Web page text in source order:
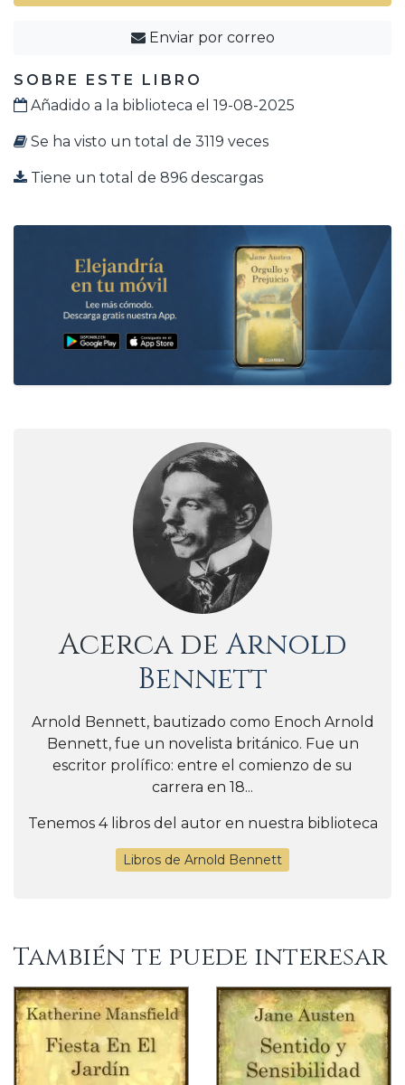
Enviar por correo
SOBRE ESTE LIBRO
Añadido a la biblioteca el 19-08-2025
Se ha visto un total de 3119 veces
Tiene un total de 896 descargas
Acerca deArnold
Bennett
Arnold Bennett, bautizado como Enoch Arnold
Bennett, fue un novelista británico. Fue un
escritor prolífico: entre el comienzo de su
carrera en 18...
Tenemos 4 libros del autor en nuestra biblioteca
Libros de Arnold Bennett
También te puede interesar